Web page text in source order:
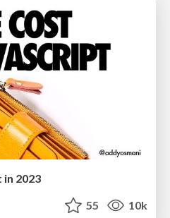
in 2023
55 10k